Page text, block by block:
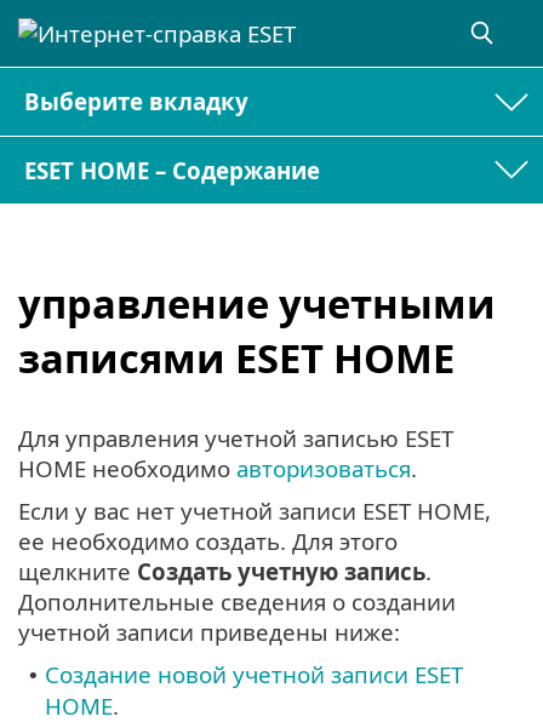
Выберите вкладку
ESET HOME – Содержание
управление учетными
записями ESET HOME
Для управления учетной записью ESET
HOME необходимо авторизоваться.
Если у вас нет учетной записи ESET HOME,
ее необходимо создать. Для этого
щелкните Создать учетную запись.
Дополнительные сведения о создании
учетной записи приведены ниже:
• Создание новой учетной записи ESET
HOME.